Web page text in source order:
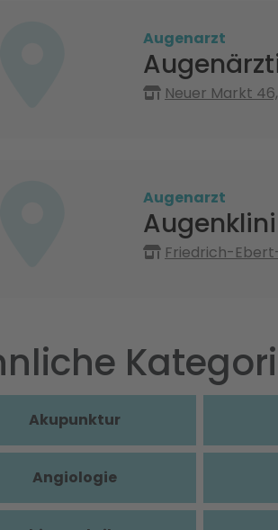
Augenarzt
Neuer Markt
Augenarzt
Friedrich-
Akupunktur
Angiologie